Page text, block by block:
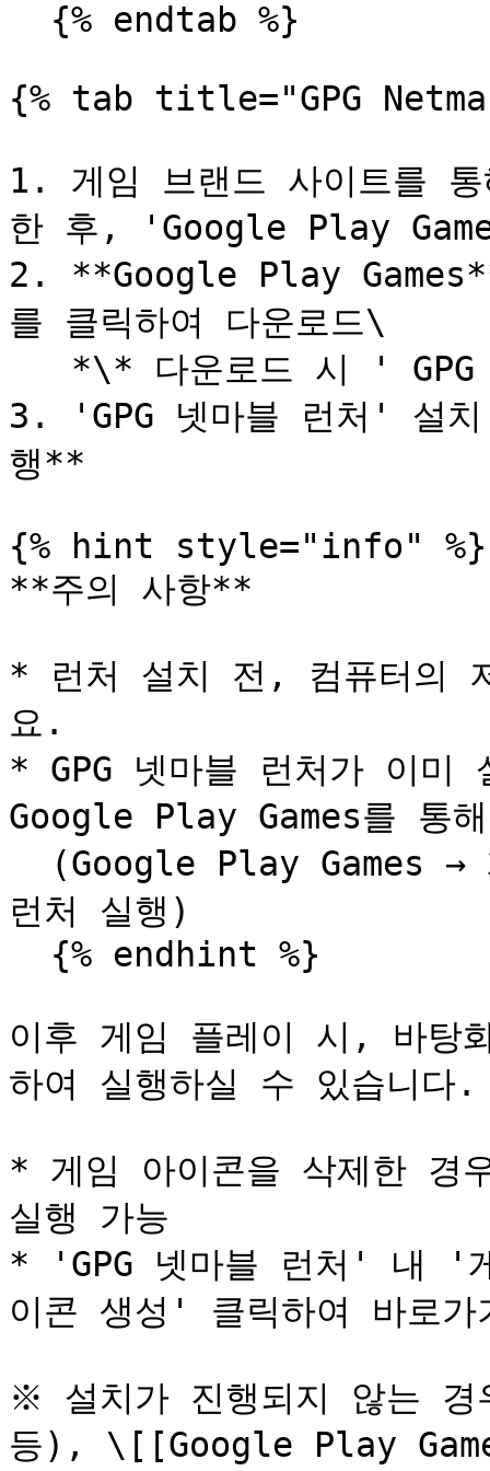
{% tab title="GPG
1. 게임 브랜드 사이트를
한 후, 'Google Play
2. **Google Play
를 클릭하여 다운로드\
3. 'GPG 넷마블 런처' 설
행**
{% hint style="info" %}
**주의 사항**
* 런처 설치 전, 컴퓨터의
요.
* GPG 넷마블 런처가 이미
Google Play Games를 통
런처 실행)
이후 게임 플레이 시, 바탕
하여 실행하실 수 있습니다.
* 게임 아이콘을 삭제한 경
실행 가능
* 'GPG 넷마블 런처' 내 '
이콘 생성' 클릭하여 바로가
※ 설치가 진행되지 않는
등), \[[Google Play